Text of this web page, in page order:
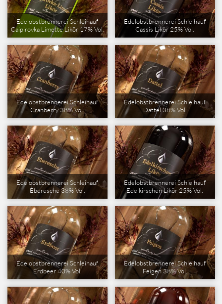
Edelobstbrennerei Schleihauf
Caipirovka Limette Likör 17% Vol.
Edelobstbrennerei Schleihauf
Cassis Likör 25% Vol.
Edelobstbrennerei Schleihauf
Cranberry 38% Vol.
Edelobstbrennerei Schleihauf
Dattel 38% Vol.
Edelobstbrennerei Schleihauf
Eberesche 38% Vol.
Edelobstbrennerei Schleihauf
Edelkirschen Likör 25% Vol.
Edelobstbrennerei Schleihauf
Erdbeer 40% Vol.
Edelobstbrennerei Schleihauf
Feigen 38% Vol.